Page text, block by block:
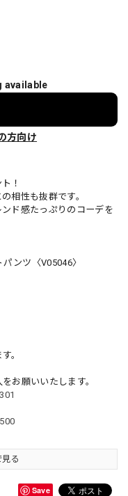
available
方向け
！
相性も抜群です。
ド感たっぷりのコーデを
ンツ〈V05046〉
。
お願いいたします。
る
Save